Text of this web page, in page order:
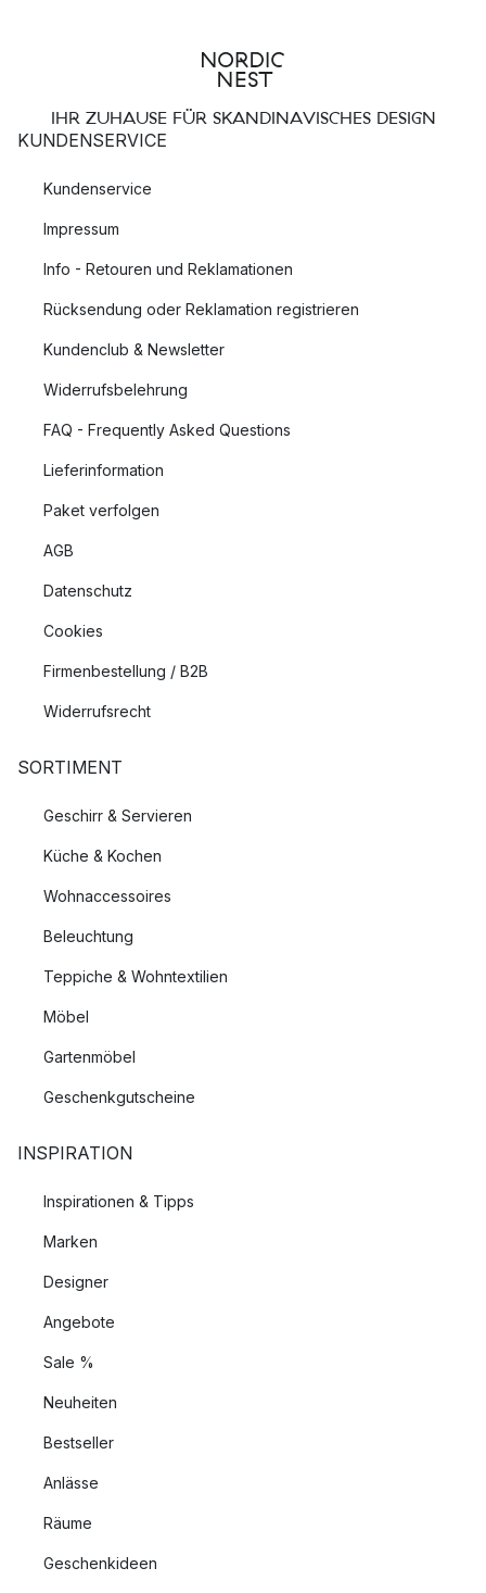
IHR ZUHAUSE FÜR SKANDINAVISCHES DESIGN
KUNDENSERVICE
Kundenservice
Impressum
Info - Retouren und Reklamationen
Rücksendung oder Reklamation registrieren
Kundenclub & Newsletter
Widerrufsbelehrung
FAQ - Frequently Asked Questions
Lieferinformation
Paket verfolgen
AGB
Datenschutz
Cookies
Firmenbestellung / B2B
Widerrufsrecht
SORTIMENT
Geschirr & Servieren
Küche & Kochen
Wohnaccessoires
Beleuchtung
Teppiche & Wohntextilien
Möbel
Gartenmöbel
Geschenkgutscheine
INSPIRATION
Inspirationen & Tipps
Marken
Designer
Angebote
Sale %
Neuheiten
Bestseller
Anlässe
Räume
Geschenkideen